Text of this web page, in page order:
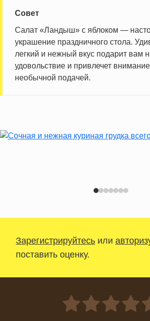
Совет
Салат «Ландыш» с яблоком —
украшение праздничного стола.
легкий и нежный вкус подарит вам
удовольствие и привлечет внимание
необычной подачей.
Зарегистрируйтесь или
поставить оценку.
0